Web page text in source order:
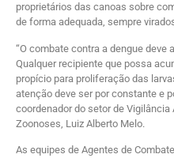
proprietários das canoas sobre
de forma adequada, sempre
“O combate contra a dengue deve
Qualquer recipiente que possa
propício para proliferação das
atenção deve ser por constante e
coordenador do setor de Vigilância
Zoonoses, Luiz Alberto Melo.
As equipes de Agentes de